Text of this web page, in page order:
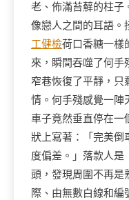
老、佈滿苔蘚的柱子
像戀人之間的耳語。
工健檢荷口香糖一樣
來，瞬間吞噬了何手
窄巷恢復了平靜，只
情。何手殘感覺一陣
車子竟然垂直停在一
狀上寫著：「完美
度偏差。」落款人是
頭，發現周圍不再是
際、由無數白線和